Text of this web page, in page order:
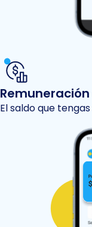
El saldo que